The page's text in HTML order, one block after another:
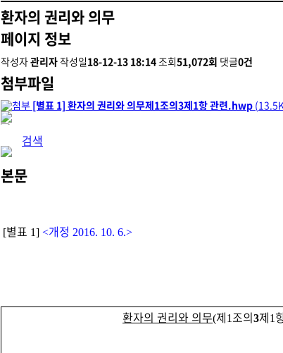
환자의 권리와 의무
페이지 정보
작성자관리자 작성일18-12-13 18:14 조회51,072회 댓글0건
첨부파일
[별표 1] 환자의 권리와 의무제1조의3제1항 관련.hwp
검색
본문
[별표 1] <개정 2016. 10. 6.>
환자의 권리와 의무(제1조의3제1